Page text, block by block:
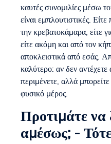
καυτές συνομιλίες μέσω
είναι εμπλουτιστικές.
την κρεβατοκάμαρα, είτε
είτε ακόμη και από τον
αποκλειστικά από εσάς.
καλύτερο: αν δεν αντέχετε
περιμένετε, αλλά
φυσικό μέρος.
Προτιμάτε να
αμέσως; -